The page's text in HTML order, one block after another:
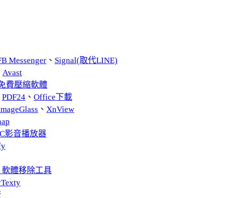
Messenger 、 Signal(取代LINE)
Avast
費壓縮軟體
PDF24 、 Office下載
、 XnView
影音播放器
軟體移除工具